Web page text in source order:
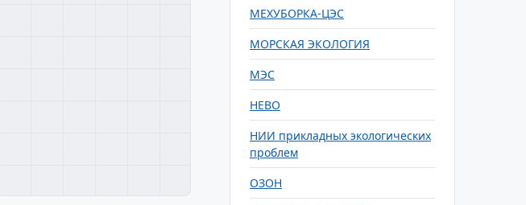
МЕХУБОРКА-ЦЭС
МОРСКАЯ ЭКОЛОГИЯ
МЭС
НЕВО
НИИ прикладных экологических
проблем
ОЗОН